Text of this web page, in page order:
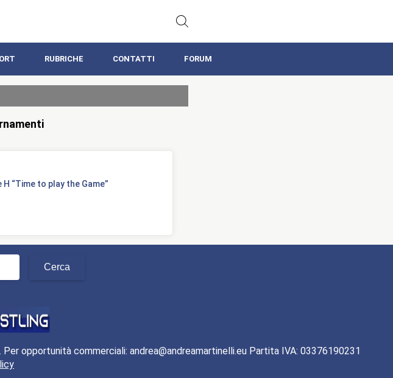
RUBRICHE CONTATTI FORUM
“Time to play the Game”
opportunità commerciali: andrea@andreamartinelli.eu Partita IVA: 03376190231